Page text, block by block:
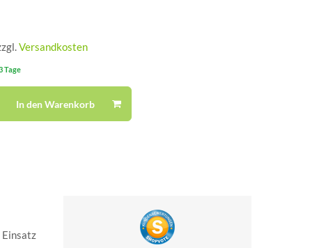
Versandkosten
Tage
In den Warenkorb